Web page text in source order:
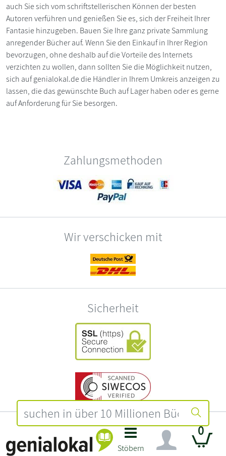
Stöbern
0
auch Sie sich vom schriftstellerischen Können der besten
Autoren verführen und genießen Sie es, sich der Freiheit Ihrer
Fantasie hinzugeben. Bauen Sie Ihre ganz private Sammlung
anregender Bücher auf. Wenn Sie den Einkauf in Ihrer Region
bevorzugen, ohne deshalb auf die Vorteile des Internets
verzichten zu wollen, dann sollten Sie die Möglichkeit nutzen,
sich auf genialokal.de die Händler in Ihrem Umkreis anzeigen zu
lassen, die das gewünschte Buch auf Lager haben oder es gerne
auf Anforderung für Sie besorgen.
Zahlungsmethoden
Wir verschicken mit
Sicherheit
Zertifikate und Auszeichnungen